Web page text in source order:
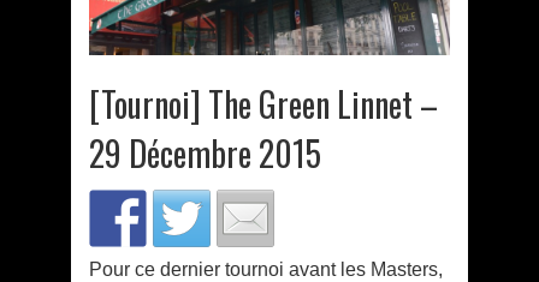
[Tournoi] The Green Linnet –
29 Décembre 2015
Pour ce dernier tournoi avant les Masters,